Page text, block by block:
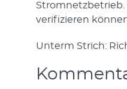
Stromnetzbetrieb.
verifizieren
Unterm Strich: